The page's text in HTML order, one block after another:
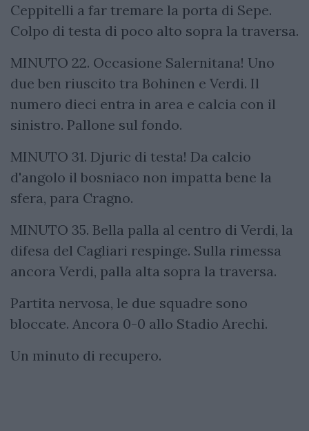
Ceppitelli a far tremare la porta di Sepe.
Colpo di testa di poco alto sopra la traversa.
MINUTO 22. Occasione Salernitana! Uno
due ben riuscito tra Bohinen e Verdi. Il
numero dieci entra in area e calcia con il
sinistro. Pallone sul fondo.
MINUTO 31. Djuric di testa! Da calcio
d'angolo il bosniaco non impatta bene la
sfera, para Cragno.
MINUTO 35. Bella palla al centro di Verdi, la
difesa del Cagliari respinge. Sulla rimessa
ancora Verdi, palla alta sopra la traversa.
Partita nervosa, le due squadre sono
bloccate. Ancora 0-0 allo Stadio Arechi.
Un minuto di recupero.